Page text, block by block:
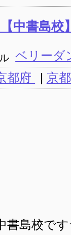
中書島校
ベリーダ
都府 | 京
書島校で